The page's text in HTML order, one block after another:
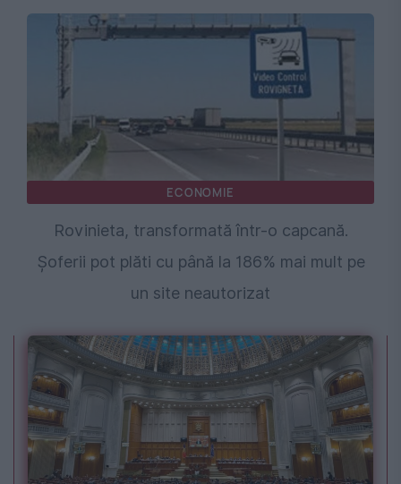
ECONOMIE
Rovinieta, transformată într-o capcană.
Șoferii pot plăti cu până la 186% mai mult pe
un site neautorizat